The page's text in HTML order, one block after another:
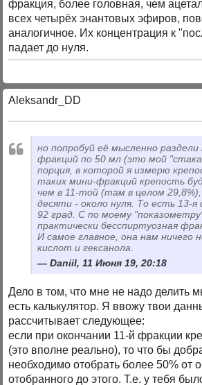
фракция, более головная, чем
всех четырёх энантовых эфиров,
аналогичное. Их концентрация к
падает до нуля.
Aleksandr_DD
но попробуй её мысленно раздели
фракций по 50 мл (это мой
порция, в которой я измерю
таких мини-фракций крепость
чем в 11-той (там в целом 29,8%),
десяти - около нуля. То есть 13-я
92 град. С по моему
практически бесспиртуозная
И самое главное, она нам ничего
кислот и гексанола.
Daniil, 11 Июня 19, 20:18
Дело в том, что мне не надо делить
есть калькулятор. Я ввожу твои
рассчитывает следующее:
если при окончании 11-й фракции
(это вполне реально), то что бы
необходимо отобрать более 50% от
отобранного до этого. Т.е. у тебя